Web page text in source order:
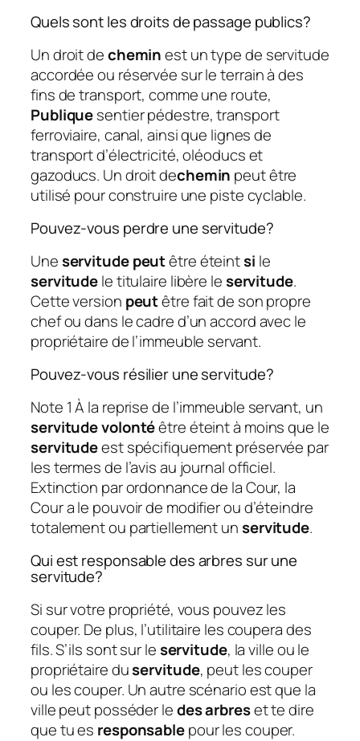
Quels sont les droits de passage publics?
Un droit decheminest un type de servitude
accordée ou réservée sur le terrain à des
fins de transport, comme une route,
Publiquesentier pédestre, transport
ferroviaire, canal, ainsi que lignes de
transport d’électricité, oléoducs et
gazoducs. Un droit dechemin peut être
utilisé pour construire une piste cyclable.
Pouvez-vous perdre une servitude?
Uneservitude peutêtre éteintsi le
servitudele titulaire libère leservitude.
Cette version peutêtre fait de son propre
chef ou dans le cadre d’un accord avec le
propriétaire de l’immeuble servant.
Pouvez-vous résilier une servitude?
Note 1 À la reprise de l’immeuble servant, un
servitude volontéêtre éteint à moins que le
servitudeest spécifiquement préservée par
les termes de l’avis au journal officiel.
Extinction par ordonnance de la Cour, la
Cour a le pouvoir de modifier ou d’éteindre
totalement ou partiellement unservitude.
Qui est responsable des arbres sur une
servitude?
Si sur votre propriété, vous pouvez les
couper. De plus, l’utilitaire les coupera des
fils. S’ils sont sur leservitude, la ville ou le
propriétaire duservitude, peut les couper
ou les couper. Un autre scénario est que la
ville peut posséder ledes arbreset te dire
que tu es responsablepour les couper.